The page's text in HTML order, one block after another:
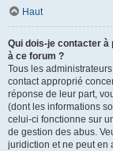
Haut
Qui dois-je contacter à
à ce forum ?
Tous les
contact approprié
réponse de leur part,
(dont les informations
celui-ci fonctionne sur
de gestion des abus.
juridiction et ne peut en